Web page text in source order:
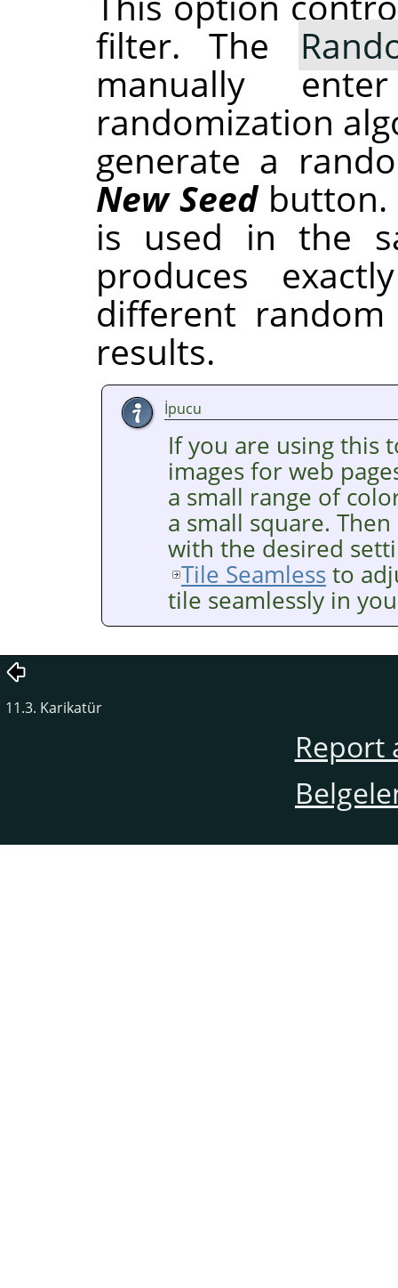
filter. The
manually
randomization
generate a
New Seedbutton.
is used in the
produces
different
results.
İpucu
If you are using this
images for web
a small range of
a small square.
with the desired
Tile Seamless to
tile seamlessly in
11.3. Karikatür
Report